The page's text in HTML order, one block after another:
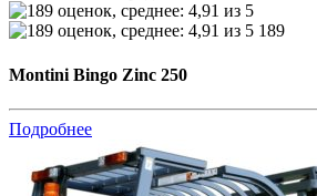
189
Montini Bingo Zinc 250
Подробнее